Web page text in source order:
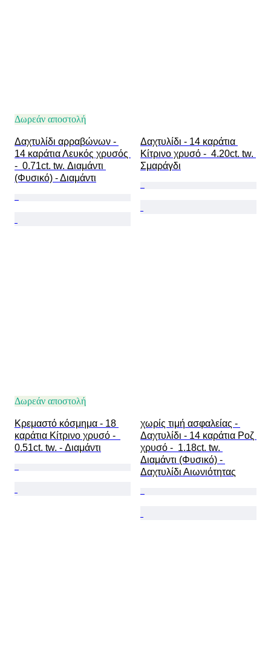
Δωρεάν αποστολή
Δαχτυλίδι αρραβώνων -
14 καράτια Λευκός χρυσός
-  0.71ct. tw. Διαμάντι
(Φυσικό) - Διαμάντι
Δαχτυλίδι - 14 καράτια
Κίτρινο χρυσό -  4.20ct. tw.
Σμαράγδι
Δωρεάν αποστολή
Κρεμαστό κόσμημα - 18
καράτια Κίτρινο χρυσό -
0.51ct. tw. - Διαμάντι
χωρίς τιμή ασφαλείας -
Δαχτυλίδι - 14 καράτια Ροζ
χρυσό -  1.18ct. tw.
Διαμάντι (Φυσικό) -
Δαχτυλίδι Αιωνιότητας